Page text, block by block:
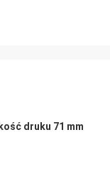
druku 71 mm